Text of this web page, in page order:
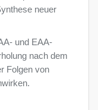
neuer
und EAA-
nach dem
Folgen von